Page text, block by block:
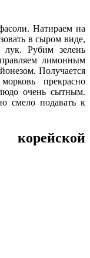
Натираем на
в сыром виде,
Рубим зелень
лимонным
Получается
прекрасно
очень сытным.
смело подавать к